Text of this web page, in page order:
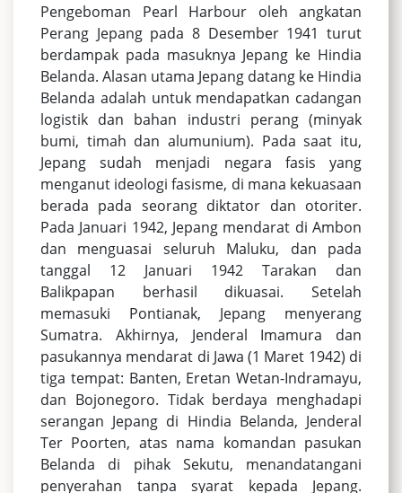
Pengeboman Pearl Harbour oleh angkatan
Perang Jepang pada 8 Desember 1941 turut
berdampak pada masuknya Jepang ke Hindia
Belanda. Alasan utama Jepang datang ke Hindia
Belanda adalah untuk mendapatkan cadangan
logistik dan bahan industri perang (minyak
bumi, timah dan alumunium). Pada saat itu,
Jepang sudah menjadi negara fasis yang
menganut ideologi fasisme, di mana kekuasaan
berada pada seorang diktator dan otoriter.
Pada Januari 1942, Jepang mendarat di Ambon
dan menguasai seluruh Maluku, dan pada
tanggal 12 Januari 1942 Tarakan dan
Balikpapan berhasil dikuasai. Setelah
memasuki Pontianak, Jepang menyerang
Sumatra. Akhirnya, Jenderal Imamura dan
pasukannya mendarat di Jawa (1 Maret 1942) di
tiga tempat: Banten, Eretan Wetan-Indramayu,
dan Bojonegoro. Tidak berdaya menghadapi
serangan Jepang di Hindia Belanda, Jenderal
Ter Poorten, atas nama komandan pasukan
Belanda di pihak Sekutu, menandatangani
penyerahan tanpa syarat kepada Jepang.